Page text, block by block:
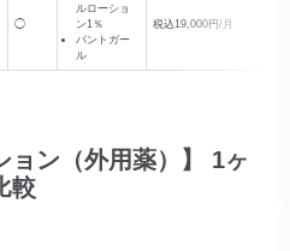
◯
ルローショ
ン1％
パントガー
ル
税込19,000円/月
ョン（外用薬）】 1ヶ
較